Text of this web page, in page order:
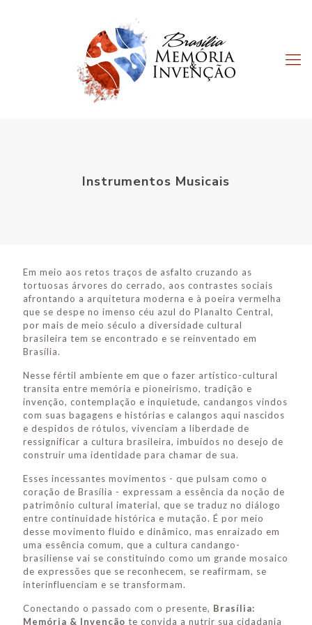
Instrumentos Musicais
Em meio aos retos traços de asfalto cruzando as
tortuosas árvores do cerrado, aos contrastes sociais
afrontando a arquitetura moderna e à poeira vermelha
que se despe no imenso céu azul do Planalto Central,
por mais de meio século a diversidade cultural
brasileira tem se encontrado e se reinventado em
Brasília.
Nesse fértil ambiente em que o fazer artístico-cultural
transita entre memória e pioneirismo, tradição e
invenção, contemplação e inquietude, candangos vindos
com suas bagagens e histórias e calangos aqui nascidos
e despidos de rótulos, vivenciam a liberdade de
ressignificar a cultura brasileira, imbuídos no desejo de
construir uma identidade para chamar de sua.
Esses incessantes movimentos - que pulsam como o
coração de Brasília - expressam a essência da noção de
patrimônio cultural imaterial, que se traduz no diálogo
entre continuidade histórica e mutação. É por meio
desse movimento fluido e dinâmico, mas enraizado em
uma essência comum, que a cultura candango-
brasiliense vai se constituindo como um grande mosaico
de expressões que se reconhecem, se reafirmam, se
interinfluenciam e se transformam.
Conectando o passado com o presente, Brasília:
Memória & Invenção te convida a nutrir sua cidadania